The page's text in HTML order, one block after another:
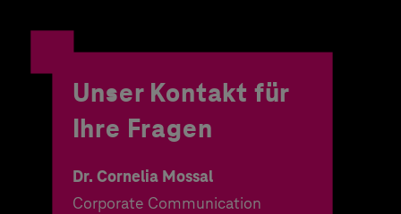
Unser Kontakt für
Ihre Fragen
Dr. Cornelia Mossal
Corporate Communication